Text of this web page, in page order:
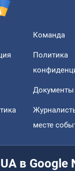
Команда
Политика
Документы
месте
в Google